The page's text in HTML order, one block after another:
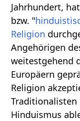
Jahrhundert,
bzw. "
Religion
Angehörigen
weitestgehend
Europäern
Religion
Traditionalisten
Hinduismus